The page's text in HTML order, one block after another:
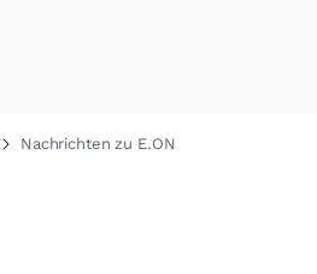
Nachrichten zu E.ON